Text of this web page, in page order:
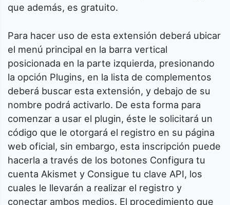
que además, es gratuito.
Para hacer uso de esta extensión deberá ubicar
el menú principal en la barra vertical
posicionada en la parte izquierda, presionando
la opción Plugins, en la lista de complementos
deberá buscar esta extensión, y debajo de su
nombre podrá activarlo. De esta forma para
comenzar a usar el plugin, éste le solicitará un
código que le otorgará el registro en su página
web oficial, sin embargo, esta inscripción puede
hacerla a través de los botones Configura tu
cuenta Akismet y Consigue tu clave API, los
cuales le llevarán a realizar el registro y
conectar ambos medios. El procedimiento que